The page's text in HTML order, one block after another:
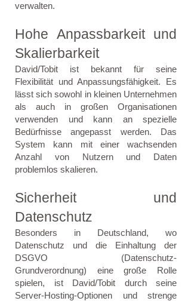
verwalten.
Hohe Anpassbarkeit und
Skalierbarkeit
David/Tobit ist bekannt für seine
Flexibilität und Anpassungsfähigkeit. Es
lässt sich sowohl in kleinen Unternehmen
als auch in großen Organisationen
verwenden und kann an spezielle
Bedürfnisse angepasst werden. Das
System kann mit einer wachsenden
Anzahl von Nutzern und Daten
problemlos skalieren.
Sicherheit und
Datenschutz
Besonders in Deutschland, wo
Datenschutz und die Einhaltung der
DSGVO (Datenschutz-
Grundverordnung) eine große Rolle
spielen, ist David/Tobit durch seine
Server-Hosting-Optionen und strenge